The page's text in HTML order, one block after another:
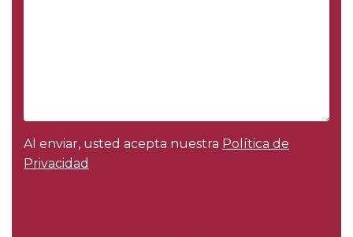
Al enviar, usted acepta nuestra Política de
Privacidad